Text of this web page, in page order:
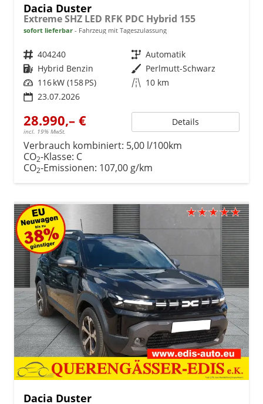
Dacia Duster
Extreme SHZ LED RFK PDC Hybrid 155
sofort lieferbar Fahrzeug mit Tageszulassung
Fahrzeugnr. 404240 Getriebe Automatik
Kraftstoff Hybrid Benzin Außenfarbe Perlmutt-Schwarz
Leistung 116 kW (158 PS) Kilometerstand 10 km
23.07.2026
28.990,– €
incl. 19% MwSt.
Details
Verbrauch kombiniert: 5,00 l/100km
CO2-Klasse: C
CO2-Emissionen: 107,00 g/km
Dacia Duster